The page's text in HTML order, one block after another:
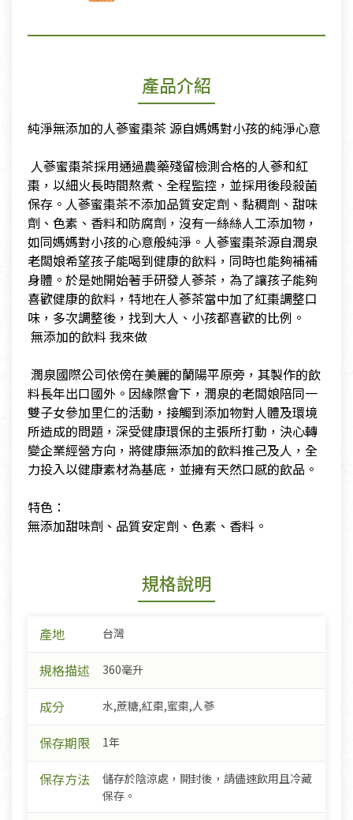
產品介紹
純淨無添加的人蔘蜜棗茶 源自媽媽對小孩的純淨心意
​ 人蔘蜜棗茶採用通過農藥殘留檢測合格的人蔘和紅
棗，以細火長時間熬煮、全程監控，並採用後段殺菌
保存。人蔘蜜棗茶不添加品質安定劑、黏稠劑、甜味
劑、色素、香料和防腐劑，沒有一絲絲人工添加物，
如同媽媽對小孩的心意般純淨。人蔘蜜棗茶源自潤泉
老闆娘希望孩子能喝到健康的飲料，同時也能夠補補
身體。於是她開始著手研發人蔘茶，為了讓孩子能夠
喜歡健康的飲料，特地在人蔘茶當中加了紅棗調整口
味，多次調整後，找到大人、小孩都喜歡的比例。
​ 無添加的飲料 我來做
​ 潤泉國際公司依傍在美麗的蘭陽平原旁，其製作的飲
料長年出口國外。因緣際會下，潤泉的老闆娘陪同一
雙子女參加里仁的活動，接觸到添加物對人體及環境
所造成的問題，深受健康環保的主張所打動，決心轉
變企業經營方向，將健康無添加的飲料推己及人，全
力投入以健康素材為基底，並擁有天然口感的飲品。
​特色：
​無添加甜味劑、品質安定劑、色素、香料。
規格說明
產地 台灣
規格描述 360毫升
成分 水,蔗糖,紅棗,蜜棗,人蔘
保存期限 1年
保存方法
儲存於陰涼處，開封後，請儘速飲用且冷藏
保存。